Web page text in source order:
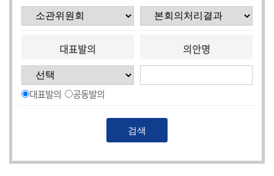
록
대표발의
대표발의 공동발의
의안명